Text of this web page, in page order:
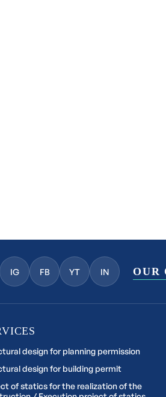
IG FB YT IN OUR
design for planning permission
design for building permit
of statics for the realization of the